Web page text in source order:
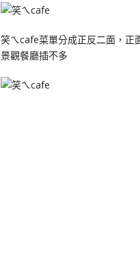
笑ㄟcafe菜單分成正反二面，正
景觀餐廳插不多